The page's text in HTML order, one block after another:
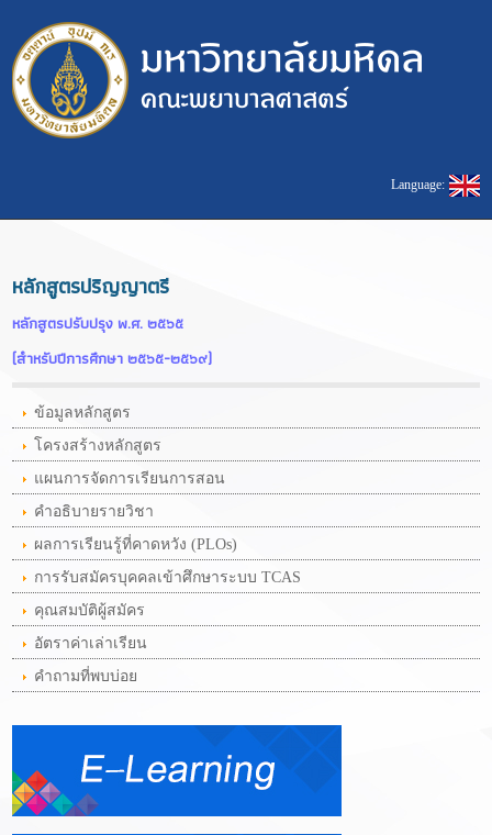
Language:
หลักสูตรปริญญาตรี
หลักสูตรปรับปรุง พ.ศ. ๒๕๖๕
(สำหรับปีการศึกษา ๒๕๖๕-๒๕๖๙)
ข้อมูลหลักสูตร
โครงสร้างหลักสูตร
แผนการจัดการเรียนการสอน
คำอธิบายรายวิชา
ผลการเรียนรู้ที่คาดหวัง (PLOs)
การรับสมัครบุคคลเข้าศึกษาระบบ TCAS
คุณสมบัติผู้สมัคร
อัตราค่าเล่าเรียน
คำถามที่พบบ่อย